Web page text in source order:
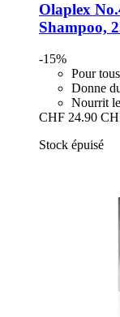
Olaplex
Shampoo,
-15%
Pour
Donne
Nourrit
CHF 24.90
Stock épuisé